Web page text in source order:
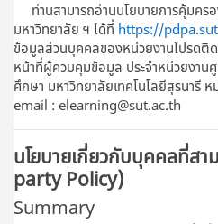
ท่านสามารถอ่านนโยบายการคุ้มคร
มหาวิทยาลัย ฯ ได้ที่ https://
ข้อมูลส่วนบุคคลของหน่วยงานโปรดติ
หน้าที่ผู้ควบคุมข้อมูล ประจําหน่วยงาน
ศึกษา มหาวิทยาลัยเทคโนโลยีสุรนารี
email : elearning@sut.ac.th
นโยบายเกี่ยวกับบุคคลที่ส
party Policy)
Summary